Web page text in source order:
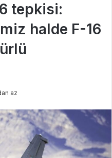
tepkisi:
halde F-16
az